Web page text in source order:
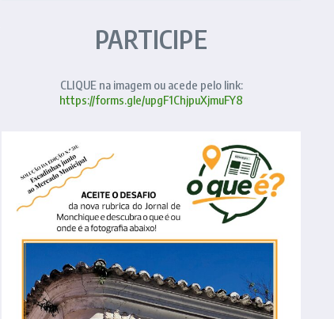
PARTICIPE
CLIQUE na imagem ou acede pelo link:
https://forms.gle/upgF1ChjpuXjmuFY8